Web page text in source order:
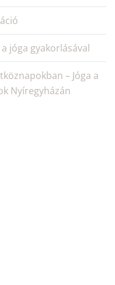
jóga gyakorlásával
– Jóga a
Nyíregyházán